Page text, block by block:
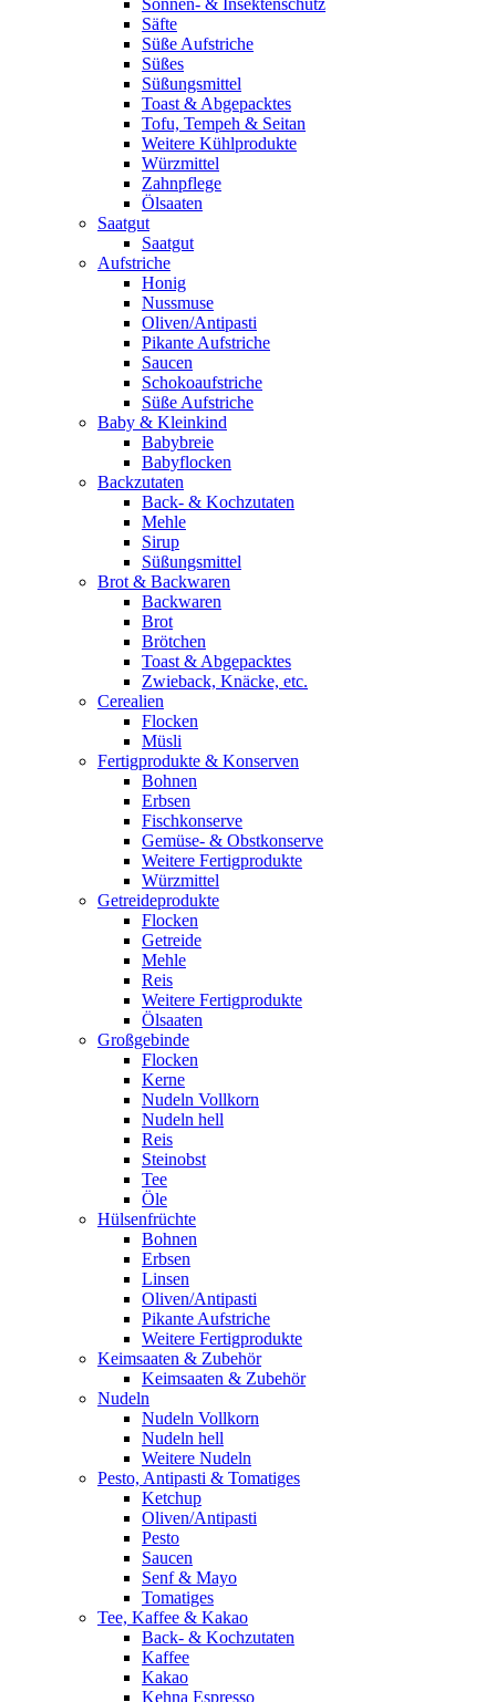
Sonnen- & Insektenschutz
Säfte
Süße Aufstriche
Süßes
Süßungsmittel
Toast & Abgepacktes
Tofu, Tempeh & Seitan
Weitere Kühlprodukte
Würzmittel
Zahnpflege
Ölsaaten
Saatgut
Saatgut
Aufstriche
Honig
Nussmuse
Oliven/Antipasti
Pikante Aufstriche
Saucen
Schokoaufstriche
Süße Aufstriche
Baby & Kleinkind
Babybreie
Babyflocken
Backzutaten
Back- & Kochzutaten
Mehle
Sirup
Süßungsmittel
Brot & Backwaren
Backwaren
Brot
Brötchen
Toast & Abgepacktes
Zwieback, Knäcke, etc.
Cerealien
Flocken
Müsli
Fertigprodukte & Konserven
Bohnen
Erbsen
Fischkonserve
Gemüse- & Obstkonserve
Weitere Fertigprodukte
Würzmittel
Getreideprodukte
Flocken
Getreide
Mehle
Reis
Weitere Fertigprodukte
Ölsaaten
Großgebinde
Flocken
Kerne
Nudeln Vollkorn
Nudeln hell
Reis
Steinobst
Tee
Öle
Hülsenfrüchte
Bohnen
Erbsen
Linsen
Oliven/Antipasti
Pikante Aufstriche
Weitere Fertigprodukte
Keimsaaten & Zubehör
Keimsaaten & Zubehör
Nudeln
Nudeln Vollkorn
Nudeln hell
Weitere Nudeln
Pesto, Antipasti & Tomatiges
Ketchup
Oliven/Antipasti
Pesto
Saucen
Senf & Mayo
Tomatiges
Tee, Kaffee & Kakao
Back- & Kochzutaten
Kaffee
Kakao
Kehna Espresso